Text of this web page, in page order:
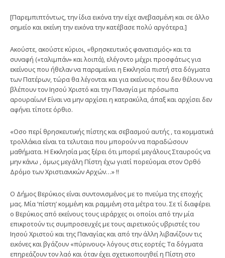
[Παρεμπιπτόντως, την ίδια εικόνα την είχε ανεβασμένη και σε άλλο
σημείο και εκείνη την εικόνα την κατέβασε πολύ αργότερα.]
Ακούστε, ακούστε κύριοι, «θρησκευτικός φανατισμός» και τα
συναφή («ταλιμπάν» και λοιπά), ελέγοντο μέχρι προσφάτως για
εκείνους που ήθελαν να παραμείνει η Εκκλησία πιστή στα δόγματα
των Πατέρων, τώρα θα λέγονται και για εκείνους που δεν θέλουν να
βλέπουν τον Ιησού Χριστό και την Παναγία με πρόσωπα
αρουραίων! Είναι να μην αρχίσει η κατρακύλα, άπαξ και αρχίσει δεν
αφήνει τίποτε όρθιο.
«Οσο περί θρησκευτικής πίστης και σεβασμού αυτής , τα κομματικά
τρολλάκια είναι τα τελυταια που μπορούν να παραδώσουν
μαθήματα. Η Εκκλησία μας ξέρει ότι μπορεί μεγάλους Σταυρούς να
μην κάνω , όμως μεγάλη Πίστη έχω γιατί πορεύομαι στον Ορθό
Δρόμο των Χριστιανικών Αρχών…» !!
Ο Δήμος Βερύκιος είναι συντονισμένος με το πνεύμα της εποχής
μας. Μία ‘πίστη’ κομμένη και ραμμένη στα μέτρα του. Σε τί διαφέρει
ο Βερύκιος από εκείνους τους ιεράρχες οι οποίοι από την μία
επικροτούν τις συμπροσευχές με τους αιρετικούς υβριστές του
Ιησού Χριστού και της Παναγίας και από την άλλη λιβανίζουν τις
εικόνες και βγάζουν «πύρινους» λόγους στις εορτές; Τα δόγματα
επηρεάζουν τον λαό και όταν έχει σχετικοποιηθεί η Πίστη στο